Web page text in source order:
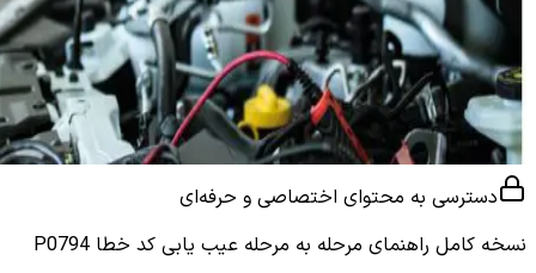
دسترسی به محتوای اختصاصی و حرفه‌ای
نسخه کامل راهنمای مرحله به مرحله عیب یابی کد خطا P0794